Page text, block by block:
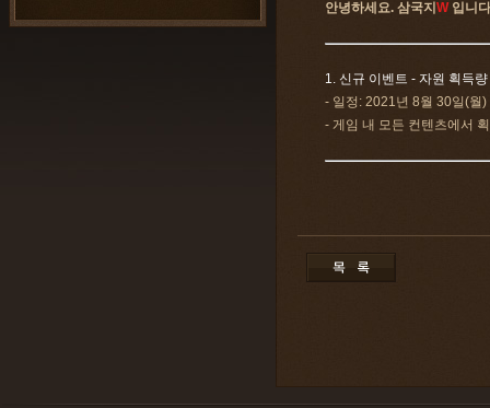
안녕하세요. 삼국지 W입니
1. 신규 이벤트 - 자원 획득
- 일정: 2021년 8월 30일(월
- 게임 내 모든 컨텐츠에서